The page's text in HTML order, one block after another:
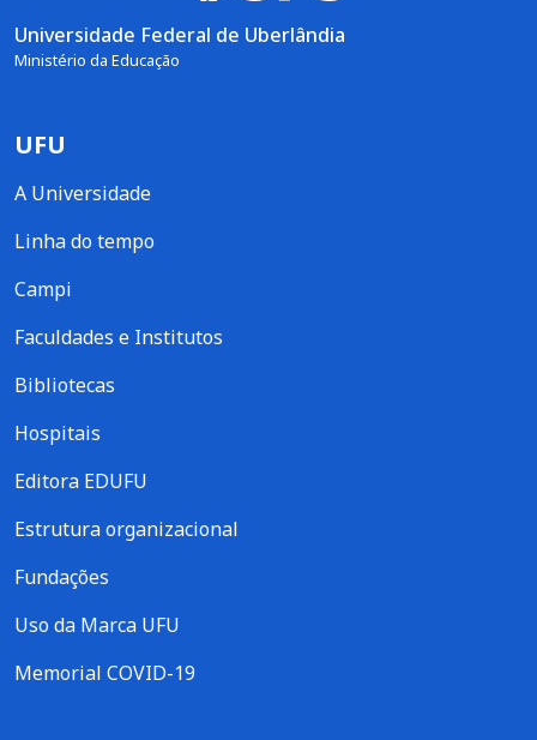
Universidade Federal de Uberlândia
Ministério da Educação
UFU
A Universidade
Linha do tempo
Campi
Faculdades e Institutos
Bibliotecas
Hospitais
Editora EDUFU
Estrutura organizacional
Fundações
Uso da Marca UFU
Memorial COVID-19